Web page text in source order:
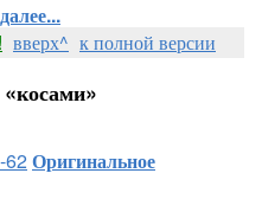
вверх^ к полной версии
62Оригинальное